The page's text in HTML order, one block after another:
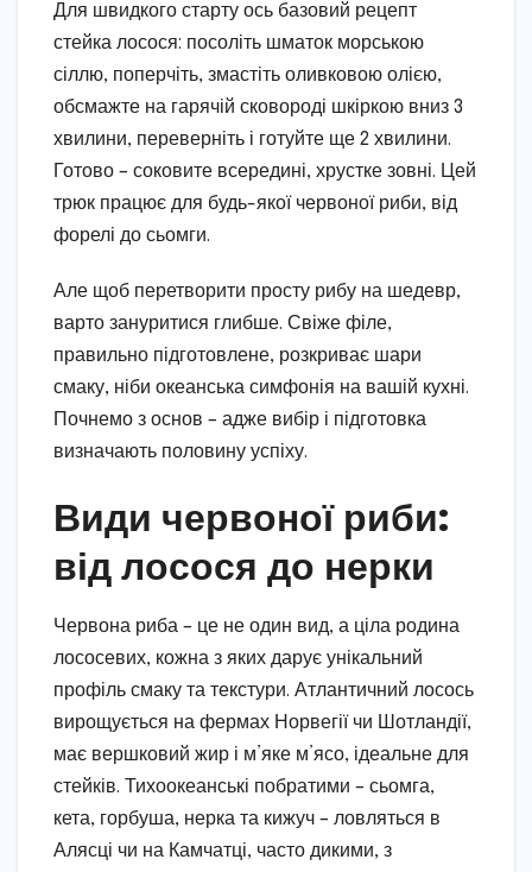
Для швидкого старту ось базовий рецепт
стейка лосося: посоліть шматок морською
сіллю, поперчіть, змастіть оливковою олією,
обсмажте на гарячій сковороді шкіркою вниз 3
хвилини, переверніть і готуйте ще 2 хвилини.
Готово – соковите всередині, хрустке зовні. Цей
трюк працює для будь-якої червоної риби, від
форелі до сьомги.
Але щоб перетворити просту рибу на шедевр,
варто зануритися глибше. Свіже філе,
правильно підготовлене, розкриває шари
смаку, ніби океанська симфонія на вашій кухні.
Почнемо з основ – адже вибір і підготовка
визначають половину успіху.
Види червоної риби:
від лосося до нерки
Червона риба – це не один вид, а ціла родина
лососевих, кожна з яких дарує унікальний
профіль смаку та текстури. Атлантичний лосось
вирощується на фермах Норвегії чи Шотландії,
має вершковий жир і м’яке м’ясо, ідеальне для
стейків. Тихоокеанські побратими – сьомга,
кета, горбуша, нерка та кижуч – ловляться в
Алясці чи на Камчатці, часто дикими, з